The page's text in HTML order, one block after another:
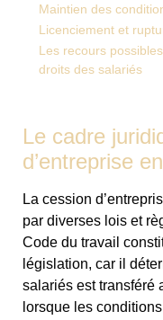
Maintien des
Licenciement et
Les recours
droits des salariés
Le cadre
d’entreprise
La cession
par diverses lois et
Code du travail
législation, car il
salariés est transféré
lorsque les